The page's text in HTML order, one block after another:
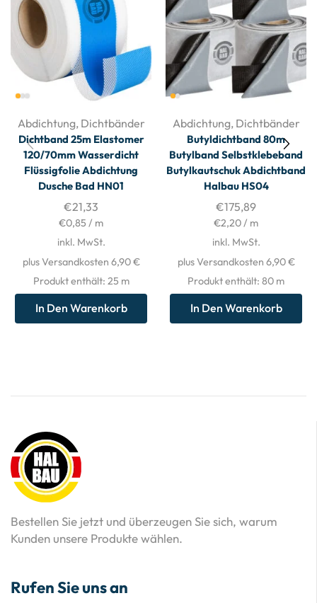
Abdichtung, Dichtbänder
Dichtband 25m Elastomer
120/70mm Wasserdicht
Flüssigfolie Abdichtung
Dusche Bad HN01
€21,33
€0,85 / m
inkl. MwSt.
plus Versandkosten 6,90 €
Produkt enthält: 25 m
In Den Warenkorb
Abdichtung, Dichtbänder
Butyldichtband 80m
Butylband Selbstklebeband
Butylkautschuk Abdichtband
Halbau HS04
€175,89
€2,20/ m
inkl. MwSt.
plus Versandkosten 6,90 €
Produkt enthält: 80 m
In Den Warenkorb
Bestellen Sie jetzt und überzeugen Sie sich, warum
Kunden unsere Produkte wählen.
Rufen Sie uns an